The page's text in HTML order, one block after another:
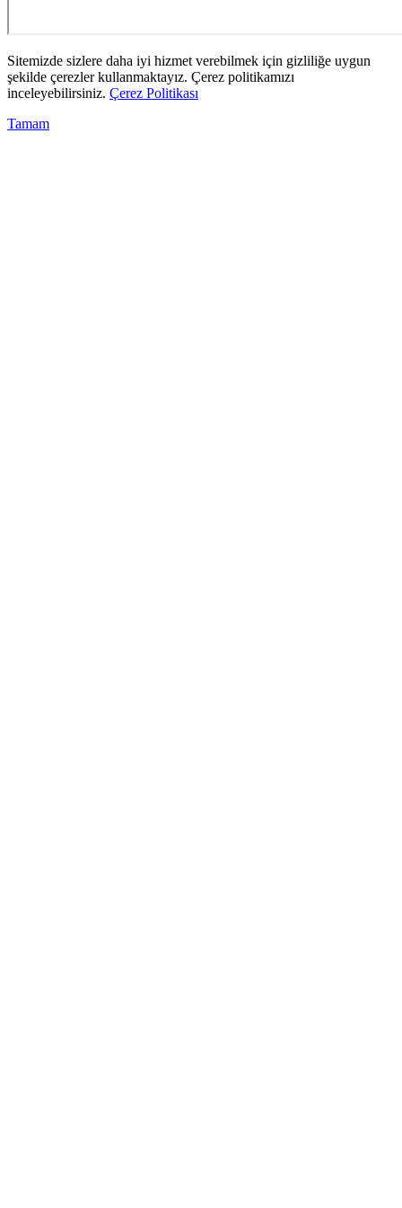
Sitemizde sizlere daha iyi hizmet verebilmek için gizliliğe uygun
şekilde çerezler kullanmaktayız. Çerez politikamızı
inceleyebilirsiniz. Çerez Politikası
Tamam